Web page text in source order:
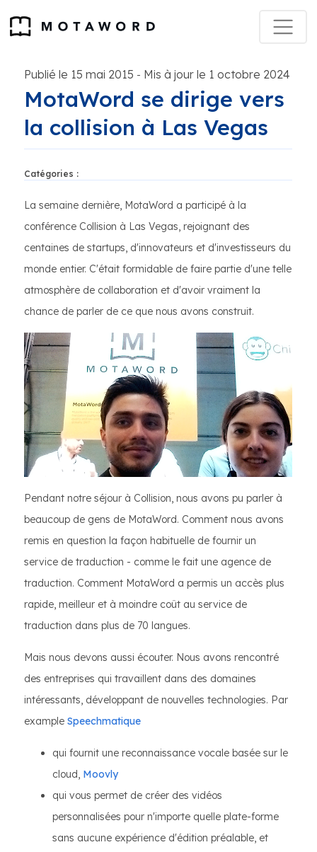
Publié le 15 mai 2015 - Mis à jour le 1 octobre 2024
MotaWord se dirige vers
la collision à Las Vegas
Catégories :
La semaine dernière, MotaWord a participé à la
conférence Collision à Las Vegas, rejoignant des
centaines de startups, d'innovateurs et d'investisseurs du
monde entier. C'était formidable de faire partie d'une telle
atmosphère de collaboration et d'avoir vraiment la
chance de parler de ce que nous avons construit.
Pendant notre séjour à Collision, nous avons pu parler à
beaucoup de gens de MotaWord. Comment nous avons
remis en question la façon habituelle de fournir un
service de traduction - comme le fait une agence de
traduction. Comment MotaWord a permis un accès plus
rapide, meilleur et à moindre coût au service de
traduction dans plus de 70 langues.
Mais nous devons aussi écouter. Nous avons rencontré
des entreprises qui travaillent dans des domaines
intéressants, développant de nouvelles technologies. Par
example Speechmatique
qui fournit une reconnaissance vocale basée sur le
cloud, Moovly
qui vous permet de créer des vidéos
personnalisées pour n'importe quelle plate-forme
sans aucune expérience d'édition préalable, et